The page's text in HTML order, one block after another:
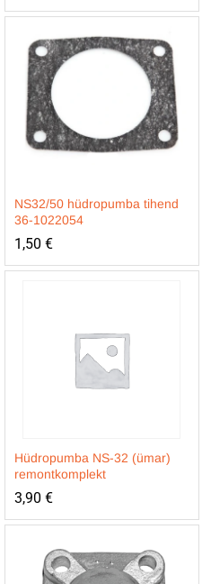
NS32/50 hüdropumba tihend
36-1022054
1,50 €
Hüdropumba NS-32 (ümar)
remontkomplekt
3,90 €